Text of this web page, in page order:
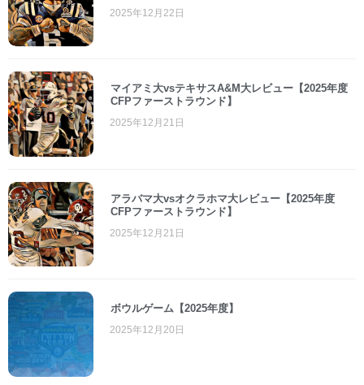
2025年12月22日
マイアミ大vsテキサスA&M大レビュー【2025年度
CFPファーストラウンド】
2025年12月21日
アラバマ大vsオクラホマ大レビュー【2025年度
CFPファーストラウンド】
2025年12月21日
ボウルゲーム【2025年度】
2025年12月20日